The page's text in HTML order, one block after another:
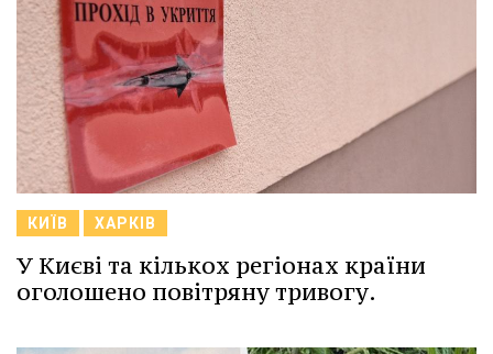
КИЇВ ХАРКІВ
У Києві та кількох регіонах країни
оголошено повітряну тривогу.